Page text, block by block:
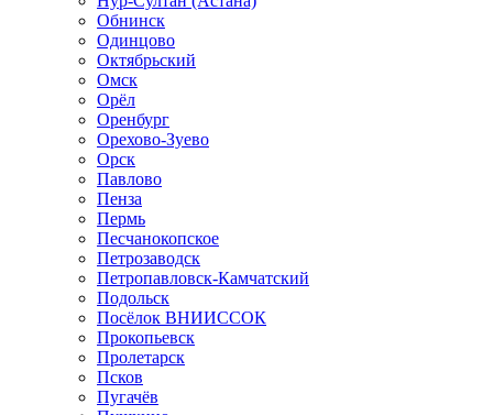
Обнинск
Одинцово
Октябрьский
Омск
Орёл
Оренбург
Орехово-Зуево
Орск
Павлово
Пенза
Пермь
Песчанокопское
Петрозаводск
Петропавловск-Камчатский
Подольск
Посёлок ВНИИССОК
Прокопьевск
Пролетарск
Псков
Пугачёв